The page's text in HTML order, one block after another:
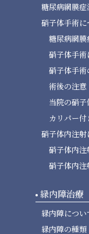
糖尿病網膜
硝子体手術に
糖尿病網
硝子体手術
硝子体手術
術後の注意
当院の硝
カリパー
硝子体内注射
硝子体内
硝子体内
緑内障治療
緑内障につい
緑内障の種類